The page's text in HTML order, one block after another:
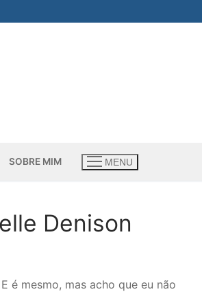
SOBRE MIM MENU
Denison
é mesmo, mas acho que eu não